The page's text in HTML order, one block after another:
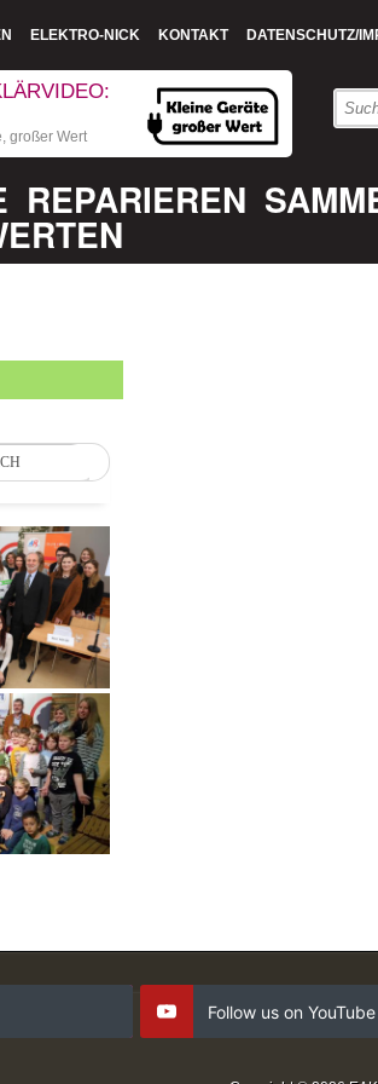
ELEKTRO-NICK KONTAKT DATENSCHUTZ/
großer Wert
REPARIEREN
Follow us on YouTube